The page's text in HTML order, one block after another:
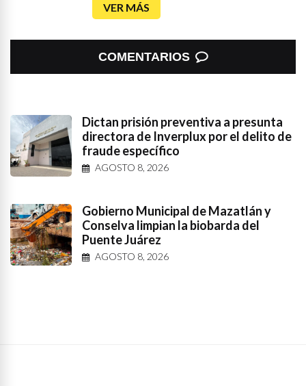
VER MÁS
COMENTARIOS
Dictan prisión preventiva a presunta
directora de Inverplux por el delito de
fraude específico
AGOSTO 8, 2026
Gobierno Municipal de Mazatlán y
Conselva limpian la biobarda del
Puente Juárez
AGOSTO 8, 2026